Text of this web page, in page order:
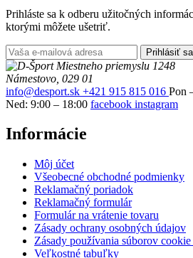
Prihláste sa k odberu užitočných
ktorými môžete ušetriť.
Prihlásiť sa
Miestneho priemyslu 1248
Námestovo, 029 01
info@desport.sk +421 915 815 016 Pon
Ned: 9:00 – 18:00 facebook instagram
Informácie
Môj účet
Všeobecné obchodné podmienky
Reklamačný poriadok
Reklamačný formulár
Formulár na vrátenie tovaru
Zásady ochrany osobných údajov
Zásady používania súborov
Veľkostné tabuľky